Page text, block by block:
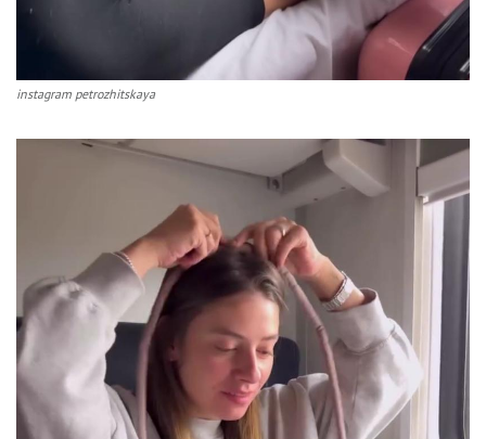
instagram petrozhitskaya